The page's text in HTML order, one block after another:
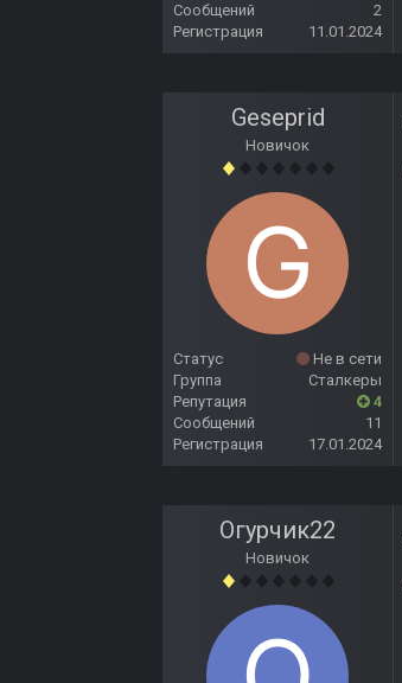
Сообщений
2
Регистрация
11.01.2024
Geseprid
Новичок
Статус
Не в сети
Группа
Сталкеры
Репутация
4
Сообщений
11
Регистрация
17.01.2024
Огурчик22
Новичок